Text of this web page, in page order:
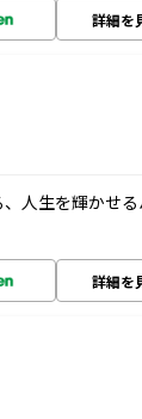
詳細を
人生を輝かせる
詳細を